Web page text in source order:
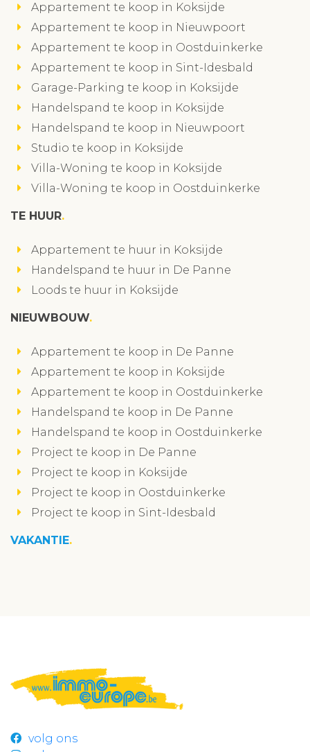
Appartement te koop in Koksijde
Appartement te koop in Nieuwpoort
Appartement te koop in Oostduinkerke
Appartement te koop in Sint-Idesbald
Garage-Parking te koop in Koksijde
Handelspand te koop in Koksijde
Handelspand te koop in Nieuwpoort
Studio te koop in Koksijde
Villa-Woning te koop in Koksijde
Villa-Woning te koop in Oostduinkerke
TE HUUR
Appartement te huur in Koksijde
Handelspand te huur in De Panne
Loods te huur in Koksijde
NIEUWBOUW
Appartement te koop in De Panne
Appartement te koop in Koksijde
Appartement te koop in Oostduinkerke
Handelspand te koop in De Panne
Handelspand te koop in Oostduinkerke
Project te koop in De Panne
Project te koop in Koksijde
Project te koop in Oostduinkerke
Project te koop in Sint-Idesbald
VAKANTIE
volg ons